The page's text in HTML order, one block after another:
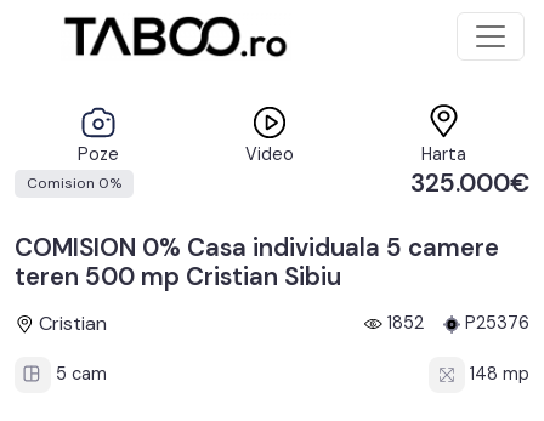
Poze Video Harta
Comision 0% 325.000€
COMISION 0% Casa individuala 5 camere
teren 500 mp Cristian Sibiu
Cristian 1852 P25376
5 cam 148 mp